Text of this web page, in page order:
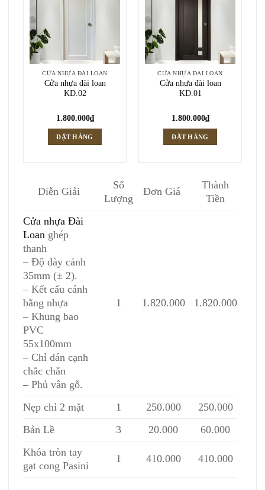
CỬA NHỰA ĐÀI LOAN
Cửa nhựa đài loan
KD.02
1.800.000₫
ĐẶT HÀNG
CỬA NHỰA ĐÀI LOAN
Cửa nhựa đài loan
KD.01
1.800.000₫
ĐẶT HÀNG
Diễn Giải
Số
Lượng
Đơn Giá
Thành
Tiền
Cửa nhựa Đài
Loan ghép
thanh
– Độ dày cánh
35mm (± 2).
– Kết cấu cánh
bằng nhựa
– Khung bao
PVC
55x100mm
– Chỉ dán cạnh
chắc chắn
– Phủ vân gỗ.
1 1.820.000 1.820.000
Nẹp chỉ 2 mặt 1 250.000
250.000
Bản Lề
3 20.000
60.000
Khóa tròn tay
gạt cong Pasini
1 410.000 410.000